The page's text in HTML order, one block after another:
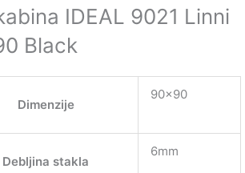
IDEAL 9021 Linni
Black
Dimenzije
90×90
Debljina stakla
6mm